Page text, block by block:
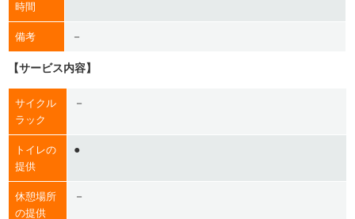
時間
備考 －
【サービス内容】
サイクル
ラック
－
トイレの
提供
●
休憩場所
の提供
－